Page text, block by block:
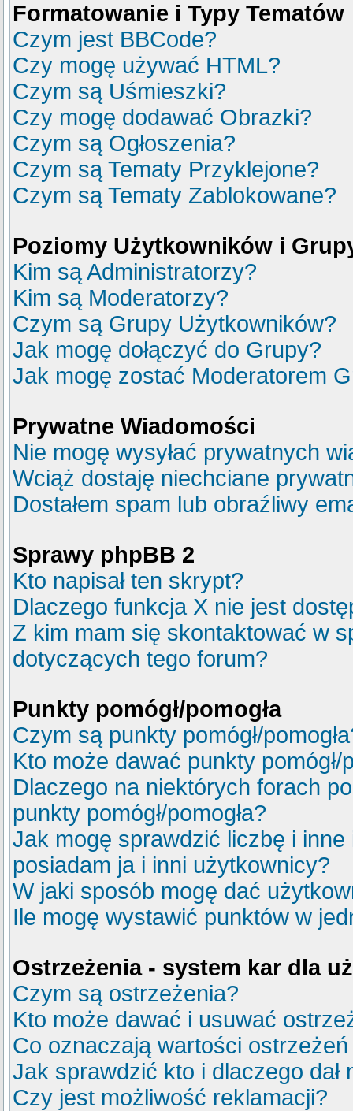
Formatowanie i Typy Tematów
Czym jest BBCode?
Czy mogę używać HTML?
Czym są Uśmieszki?
Czy mogę dodawać Obrazki?
Czym są Ogłoszenia?
Czym są Tematy Przyklejone?
Czym są Tematy Zablokowane?
Poziomy Użytkowników i
Kim są Administratorzy?
Kim są Moderatorzy?
Czym są Grupy Użytkowników?
Jak mogę dołączyć do Grupy?
Jak mogę zostać Moderatorem
Prywatne Wiadomości
Nie mogę wysyłać prywatnych
Wciąż dostaję niechciane
Dostałem spam lub obraźliwy
Sprawy phpBB 2
Kto napisał ten skrypt?
Dlaczego funkcja X nie jest
Z kim mam się skontaktować w
dotyczących tego forum?
Punkty pomógł/pomogła
Czym są punkty pomógł/
Kto może dawać punkty pomógł/
Dlaczego na niektórych forach
punkty pomógł/pomogła?
Jak mogę sprawdzić liczbę i
posiadam ja i inni użytkownicy?
W jaki sposób mogę dać
Ile mogę wystawić punktów w
Ostrzeżenia - system kar dla
Czym są ostrzeżenia?
Kto może dawać i usuwać
Co oznaczają wartości
Jak sprawdzić kto i dlaczego dał
Czy jest możliwość reklamacji?